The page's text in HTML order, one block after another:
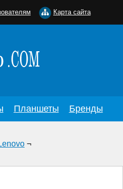
Планшеты Бренды
¬
Карта сайта